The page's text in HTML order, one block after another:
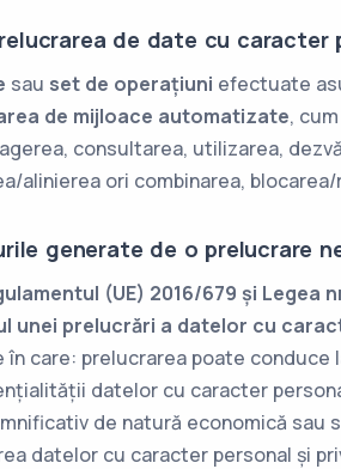
de date cu caracter
sau set de operațiuni efectuate
de mijloace automatizate,
consultarea, utilizarea,
alinierea ori combinarea,
generate de o prelucrare
(UE) 2016/679 și Legea
unei prelucrări a datelor cu
în care: prelucrarea poate
datelor cu caracter
de natură economică sau
datelor cu caracter personal și